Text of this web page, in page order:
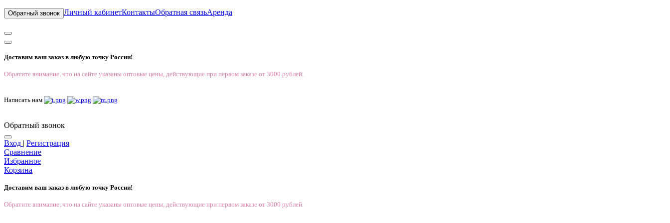
Обратный звонок Личный кабинетКонтактыОбратная связьАренда
Доставим ваш заказ в любую точку России!
Обратите внимание, что на сайте указаны оптовые цены, действующие при первом заказе от 3000 рублей.
Написать нам
Обратный звонок
Вход | Регистрация
Сравнение
Избранное
Корзина
Доставим ваш заказ в любую точку России!
Обратите внимание, что на сайте указаны оптовые цены, действующие при первом заказе от 3000 рублей.